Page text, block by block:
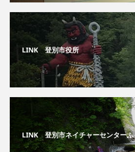
LINK 登別市役所
LINK 登別市ネイチャーセンターふ